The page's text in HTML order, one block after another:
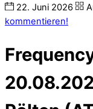
22. Juni 2026
kommentieren!